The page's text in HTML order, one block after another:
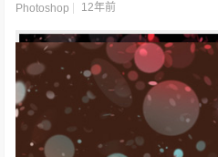
Photoshop 12年前